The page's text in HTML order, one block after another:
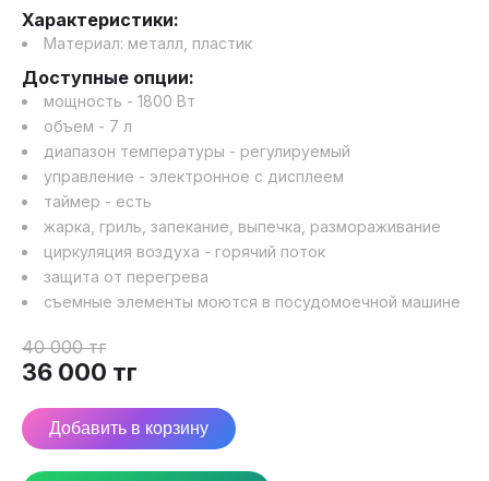
Характеристики:
Материал: металл, пластик
Доступные опции:
мощность - 1800 Вт
объем - 7 л
диапазон температуры - регулируемый
управление - электронное с дисплеем
таймер - есть
жарка, гриль, запекание, выпечка, размораживание
циркуляция воздуха - горячий поток
защита от перегрева
съемные элементы моются в посудомоечной машине
40 000тг
36 000 тг
Добавить в корзину